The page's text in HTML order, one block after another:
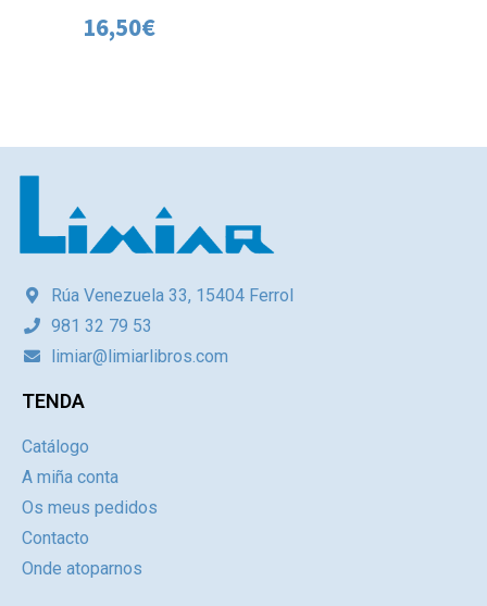
16,50€
Rúa Venezuela 33, 15404 Ferrol
981 32 79 53
limiar@limiarlibros.com
TENDA
Catálogo
A miña conta
Os meus pedidos
Contacto
Onde atoparnos